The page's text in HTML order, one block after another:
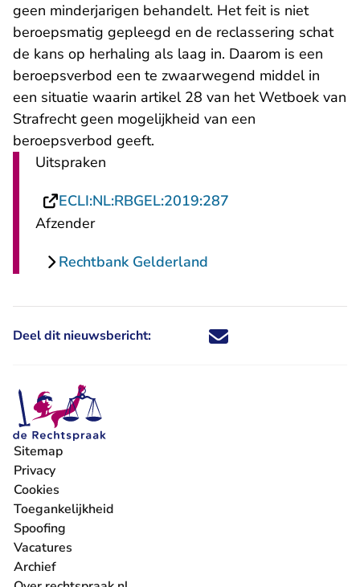
geen minderjarigen behandelt. Het feit is niet
beroepsmatig gepleegd en de reclassering schat
de kans op herhaling als laag in. Daarom is een
beroepsverbod een te zwaarwegend middel in
een situatie waarin artikel 28 van het Wetboek van
Strafrecht geen mogelijkheid van een
beroepsverbod geeft.
Uitspraken
ECLI:NL:RBGEL:2019:287
Afzender
Rechtbank Gelderland
Deel dit nieuwsbericht: Deel dit nieuwsbericht via X -
Deel dit nieuwsbericht via
Deel dit nieuwsbericht
Deel dit
Sitemap
Privacy
Cookies
Toegankelijkheid
Spoofing
Vacatures
- U verlaat Rechtspraak.nl
Archief